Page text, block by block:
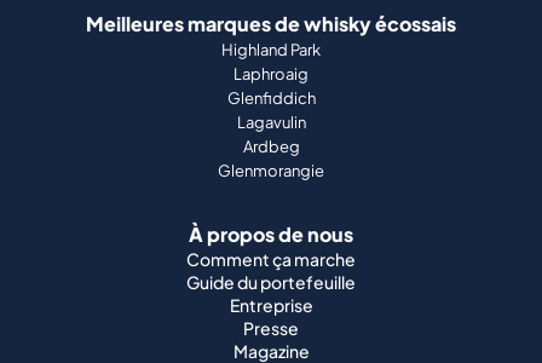
Meilleures marques de whisky écossais
Highland Park
Laphroaig
Glenfiddich
Lagavulin
Ardbeg
Glenmorangie
À propos de nous
Comment ça marche
Guide du portefeuille
Entreprise
Presse
Magazine